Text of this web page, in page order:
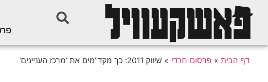
דף הבית » פרסום חרדי » שיווק 2011: כך מקד”מים את ‘מרכז העניינים’